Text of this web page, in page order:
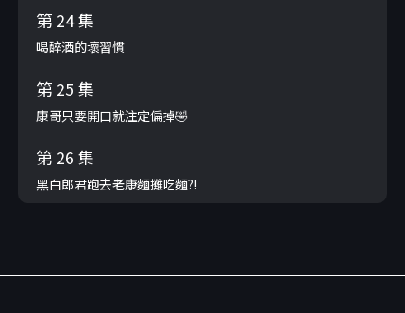
第 24 集
喝醉酒的壞習慣
第 25 集
康哥只要開口就注定偏掉🤣
第 26 集
黑白郎君跑去老康麵攤吃麵?!